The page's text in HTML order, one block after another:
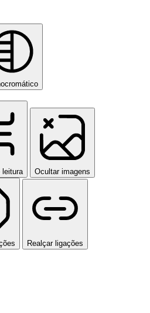
leitura Ocultar imagens
Realçar ligações